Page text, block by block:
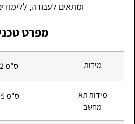
ומתאים לעבודה,
מפרט טכני
מידות 40 × 29 × 12 ס"מ
מידות תא
מחשב
34 × 25 × 3.5 ס"מ